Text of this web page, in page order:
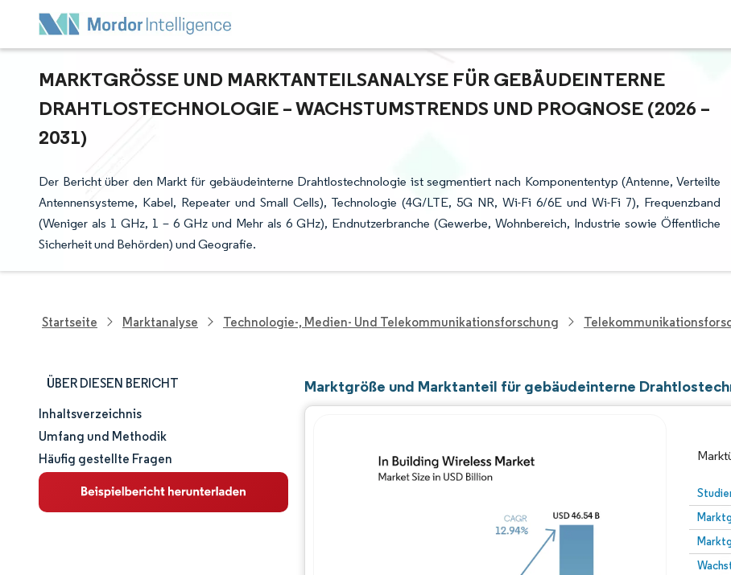
MARKTGRÖSSE UND MARKTANTEILSANALYSE FÜR GEBÄUDEINTERNE D
RAHTLOSTECHNOLOGIE – WACHSTUMSTRENDS UND PROGNOSE (2026 – 2
031)
Der Bericht über den Markt für gebäudeinterne Drahtlostechnologie ist segmentiert nach Komponententyp (Antenne, Verteilte
Antennensysteme, Kabel, Repeater und Small Cells), Technologie (4G/LTE, 5G NR, Wi-Fi 6/6E und Wi-Fi 7), Frequenzband
(Weniger als 1 GHz, 1 – 6 GHz und Mehr als 6 GHz), Endnutzerbranche (Gewerbe, Wohnbereich, Industrie sowie Öffentliche
Sicherheit und Behörden) und Geografie.
Startseite Marktanalyse Technologie-, Medien- Und Telekommunikationsforschung
ÜBER DIESEN BERICHT
Marktgröße und -anteil
Marktanalyse
Trends und Einblicke
Inhaltsverzeichnis
Umfang und Methodik
Häufig gestellte Fragen
Marktgröße und Marktanteil für gebäudeinterne